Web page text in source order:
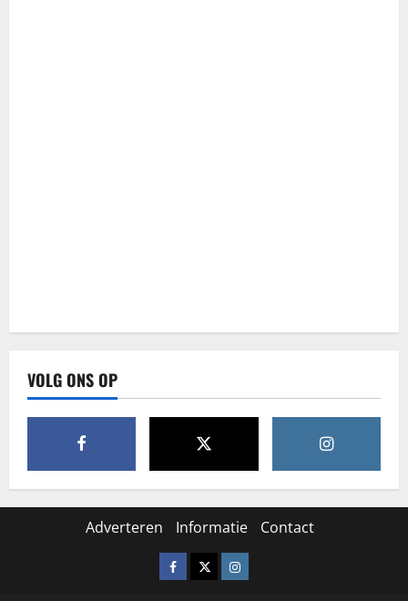
VOLG ONS OP
Adverteren Informatie Contact
Facebook
X Instagram